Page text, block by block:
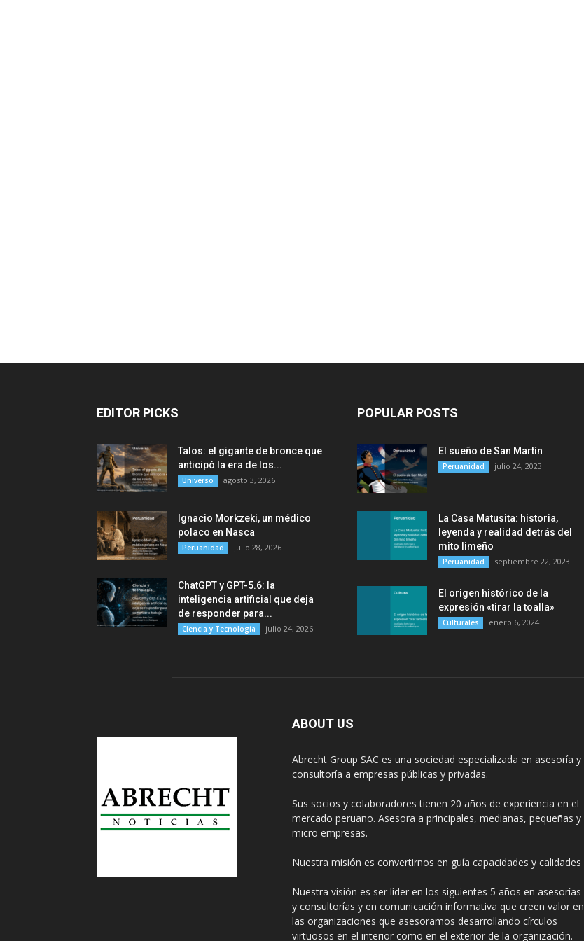
EDITOR PICKS
Talos: el gigante de bronce que
anticipó la era de los...
Universo agosto 3, 2026
Ignacio Morkzeki, un médico
polaco en Nasca
Peruanidad julio 28, 2026
ChatGPT y GPT-5.6: la
inteligencia artificial que deja
de responder para...
Ciencia y Tecnología julio 24, 2026
POPULAR POSTS
El sueño de San Martín
Peruanidad julio 24, 2023
La Casa Matusita: historia,
leyenda y realidad detrás del
mito limeño
Peruanidad septiembre 22, 2023
El origen histórico de la
expresión «tirar la toalla»
Culturales enero 6, 2024
ABOUT US
Abrecht Group SAC es una sociedad especializada en asesoría y
consultoría a empresas públicas y privadas.
Sus socios y colaboradores tienen 20 años de experiencia en el
mercado peruano. Asesora a principales, medianas, pequeñas y
micro empresas.
Nuestra misión es convertirnos en guía capacidades y calidades
Nuestra visión es ser líder en los siguientes 5 años en asesorías
y consultorías y en comunicación informativa que creen valor en
las organizaciones que asesoramos desarrollando círculos
virtuosos en el interior como en el exterior de la organización.